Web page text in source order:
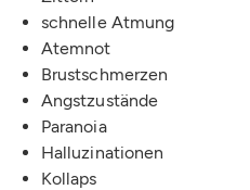
schnelle Atmung
Atemnot
Brustschmerzen
Angstzustände
Paranoia
Halluzinationen
Kollaps